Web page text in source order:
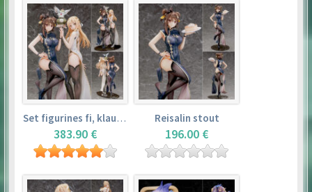
Set figurines fi, klaudia valentz, reisalin stout
383.90 €
Reisalin stout
196.00 €